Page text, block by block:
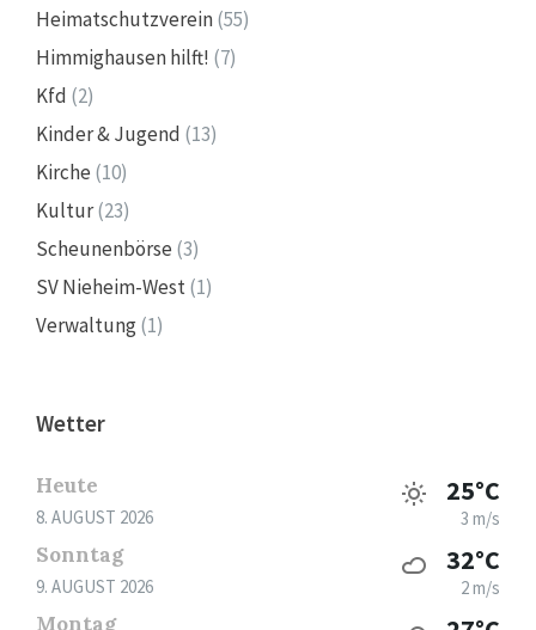
Heimatschutzverein(55)
Himmighausen hilft! (7)
Kfd (2)
Kinder & Jugend (13)
Kirche (10)
Kultur(23)
Scheunenbörse (3)
SV Nieheim-West(1)
Verwaltung(1)
Wetter
Heute
8. AUGUST 2026
25°C
3 m/s
Sonntag
9. AUGUST 2026
32°C
2 m/s
Montag